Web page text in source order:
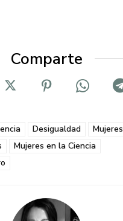
Comparte
Desigualdad
Mujeres
Mujeres en la Ciencia